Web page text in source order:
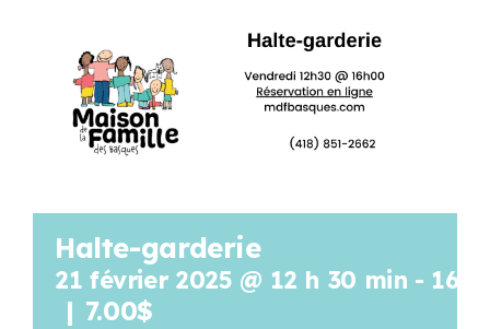
Mon Compte
OFFRES D’EMPLOI
Halte-garderie
21 février 2025 @ 12 h 30 min - 16
| 7.00$